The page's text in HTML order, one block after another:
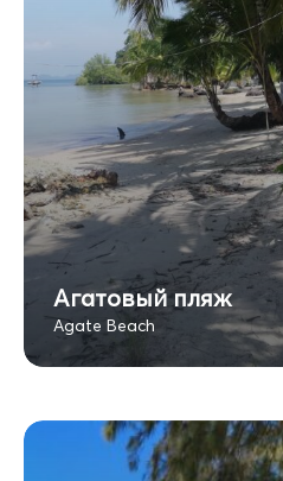
Агатовый пляж
Agate Beach